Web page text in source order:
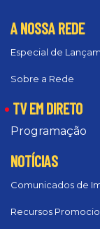
A NOSSA REDE
Especial de
Sobre a Rede
TV EM DIRETO
Programação
NOTÍCIAS
Comunicados de
Recursos